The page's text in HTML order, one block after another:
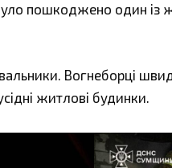
пошкоджено один із
Вогнеборці
житлові будинки.